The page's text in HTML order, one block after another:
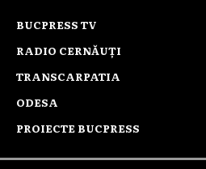
BUCPRESS TV
RADIO CERNĂUȚI
TRANSCARPATIA
ODESA
PROIECTE BUCPRESS